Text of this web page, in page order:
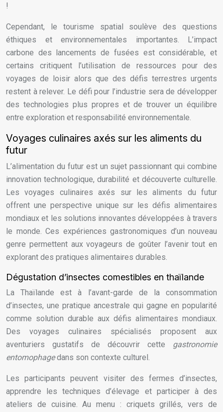
!
Cependant, le tourisme spatial soulève des questions
éthiques et environnementales importantes. L’impact
carbone des lancements de fusées est considérable, et
certains critiquent l’utilisation de ressources pour des
voyages de loisir alors que des défis terrestres urgents
restent à relever. Le défi pour l’industrie sera de développer
des technologies plus propres et de trouver un équilibre
entre exploration et responsabilité environnementale.
Voyages culinaires axés sur les aliments du
futur
L’alimentation du futur est un sujet passionnant qui combine
innovation technologique, durabilité et découverte culturelle.
Les voyages culinaires axés sur les aliments du futur
offrent une perspective unique sur les défis alimentaires
mondiaux et les solutions innovantes développées à travers
le monde. Ces expériences gastronomiques d’un nouveau
genre permettent aux voyageurs de goûter l’avenir tout en
explorant des pratiques alimentaires durables.
Dégustation d’insectes comestibles en thaïlande
La Thaïlande est à l’avant-garde de la consommation
d’insectes, une pratique ancestrale qui gagne en popularité
comme solution durable aux défis alimentaires mondiaux.
Des voyages culinaires spécialisés proposent aux
aventuriers gustatifs de découvrir cette gastronomie
entomophagedans son contexte culturel.
Les participants peuvent visiter des fermes d’insectes,
apprendre les techniques d’élevage et participer à des
ateliers de cuisine. Au menu : criquets grillés, vers de